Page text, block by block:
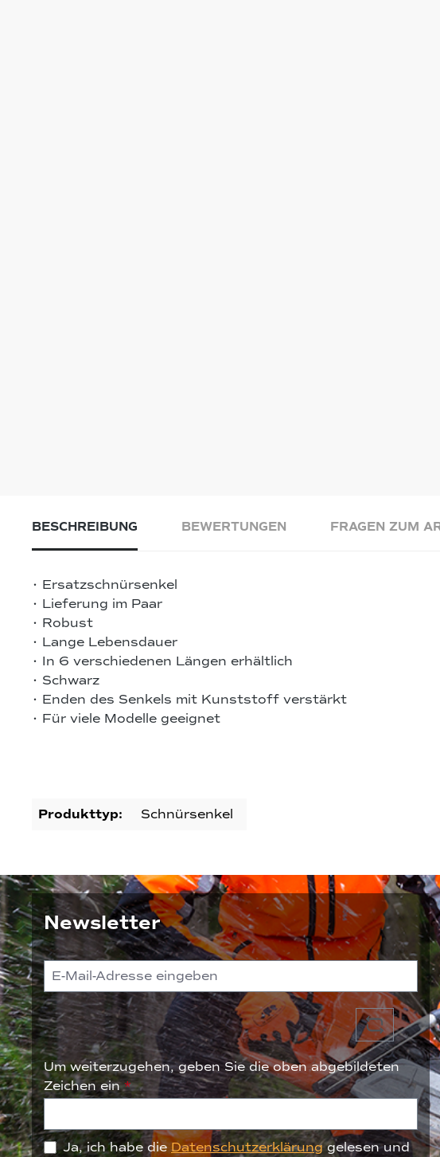
BESCHREIBUNG BEWERTUNGEN FRAGEN ZUM
• Ersatzschnürsenkel
• Lieferung im Paar
• Robust
• Lange Lebensdauer
• In 6 verschiedenen Längen erhältlich
• Schwarz
• Enden des Senkels mit Kunststoff verstärkt
• Für viele Modelle geeignet
Produkttyp: Schnürsenkel
Newsletter
Um weiterzugehen, geben Sie die oben abgebildeten
Zeichen ein*
Ja, ich habe dieDatenschutzerklärunggelesen und